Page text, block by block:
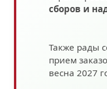
сборов и
Также рады
прием
весна 2027